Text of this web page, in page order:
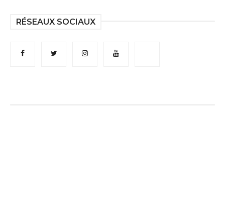
RÉSEAUX SOCIAUX